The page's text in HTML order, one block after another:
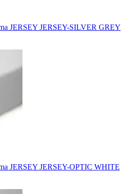
JERSEY JERSEY-SILVER GREY
JERSEY JERSEY-OPTIC WHITE